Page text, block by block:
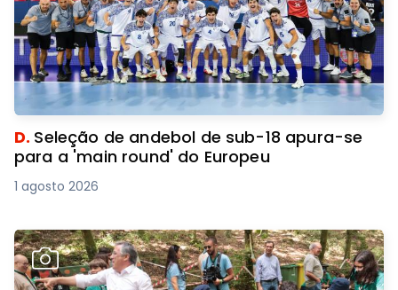
D. Seleção de andebol de sub-18 apura-se
para a 'main round' do Europeu
1 agosto 2026